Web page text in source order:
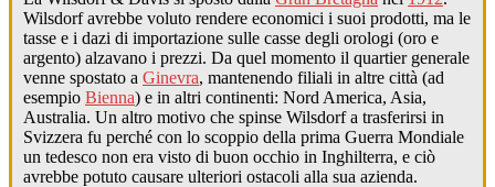
Wilsdorf avrebbe voluto rendere economici i suoi prodotti, ma le
tasse e i dazi di importazione sulle casse degli orologi (oro e
argento) alzavano i prezzi. Da quel momento il quartier generale
venne spostato a Ginevra, mantenendo filiali in altre città (ad
esempio Bienna) e in altri continenti: Nord America, Asia,
Australia. Un altro motivo che spinse Wilsdorf a trasferirsi in
Svizzera fu perché con lo scoppio della prima Guerra Mondiale
un tedesco non era visto di buon occhio in Inghilterra, e ciò
avrebbe potuto causare ulteriori ostacoli alla sua azienda.